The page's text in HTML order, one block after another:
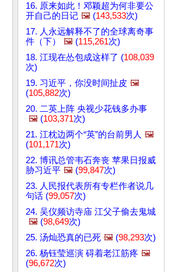
16. 原来如此！邓颖超为何非要公
开自己的日记 🖼️ (143,533次)
17. 人永远解释不了的全球离奇事
件（下）
🖼️ (115,261次)
18. 江现在怂包成这样了 (108,039
次)
19. 习近平，你没时间扯皮 🖼️
(105,882次)
20. 二英上阵 央视少花钱多办事
🖼️ (103,371次)
21. 江枕边两个“英”的台前男人 🖼️
(101,171次)
22. 博讯总管韦石奔丧 苹果日报威
胁习近平 🖼️ (99,847次)
23. 人民报代表所有专栏作者说几
句话 (99,057次)
24. 吴仪频访寺庙 江父子偷去鬼城
🖼️ (98,649次)
25. 汤灿恐真的已死 🖼️ (98,293次)
26. 杨钰莹巡演 碍着老江筋疼 🖼️
(96,672次)